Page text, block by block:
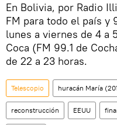
En Bolivia, por Radio
FM para todo el país y
lunes a viernes de 4 a
Coca (FM 99.1 de
de 22 a 23 horas.
Telescopio huracán María
reconstrucción EEUU